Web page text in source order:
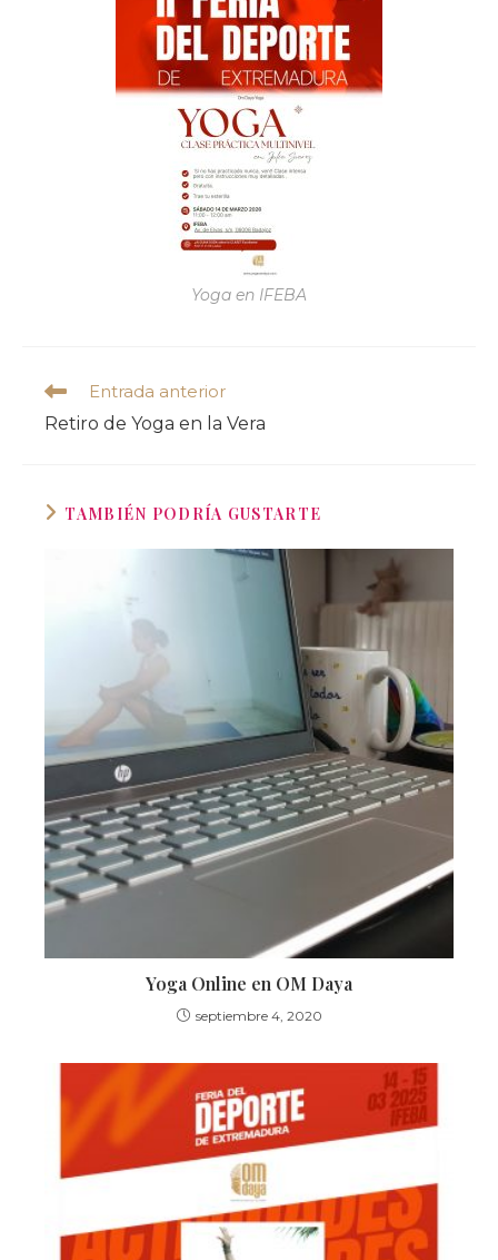
Yoga en IFEBA
Entrada anterior
Retiro de Yoga en la Vera
TAMBIÉN PODRÍA GUSTARTE
Yoga Online en OM Daya
septiembre 4, 2020